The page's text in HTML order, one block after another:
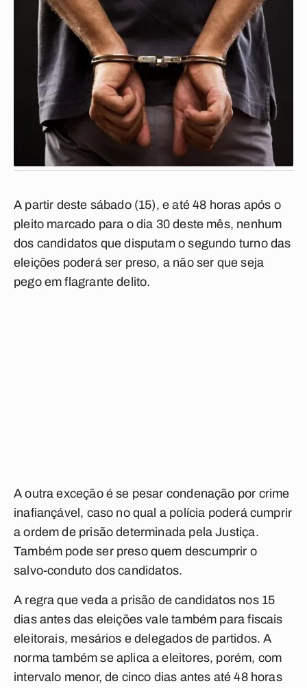
A partir deste sábado (15), e até 48 horas após o
pleito marcado para o dia 30 deste mês, nenhum
dos candidatos que disputam o segundo turno das
eleições poderá ser preso, a não ser que seja
pego em flagrante delito.
A outra exceção é se pesar condenação por crime
inafiançável, caso no qual a polícia poderá cumprir
a ordem de prisão determinada pela Justiça.
Também pode ser preso quem descumprir o
salvo-conduto dos candidatos.
A regra que veda a prisão de candidatos nos 15
dias antes das eleições vale também para fiscais
eleitorais, mesários e delegados de partidos. A
norma também se aplica a eleitores, porém, com
intervalo menor, de cinco dias antes até 48 horas